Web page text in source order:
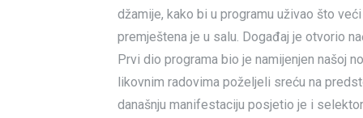
džamije, kako bi u programu uživao što
premještena je u salu. Događaj je otvorio
Prvi dio programa bio je namijenjen našoj
likovnim radovima poželjeli sreću na
današnju manifestaciju posjetio je i